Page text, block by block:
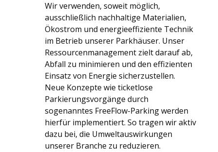
Wir verwenden, soweit möglich,
ausschließlich nachhaltige Materialien,
Ökostrom und energieeffiziente Technik
im Betrieb unserer Parkhäuser. Unser
Ressourcenmanagement zielt darauf ab,
Abfall zu minimieren und den effizienten
Einsatz von Energie sicherzustellen.
Neue Konzepte wie ticketlose
Parkierungsvorgänge durch
sogenanntes FreeFlow-Parking werden
hierfür implementiert. So tragen wir aktiv
dazu bei, die Umweltauswirkungen
unserer Branche zu reduzieren.